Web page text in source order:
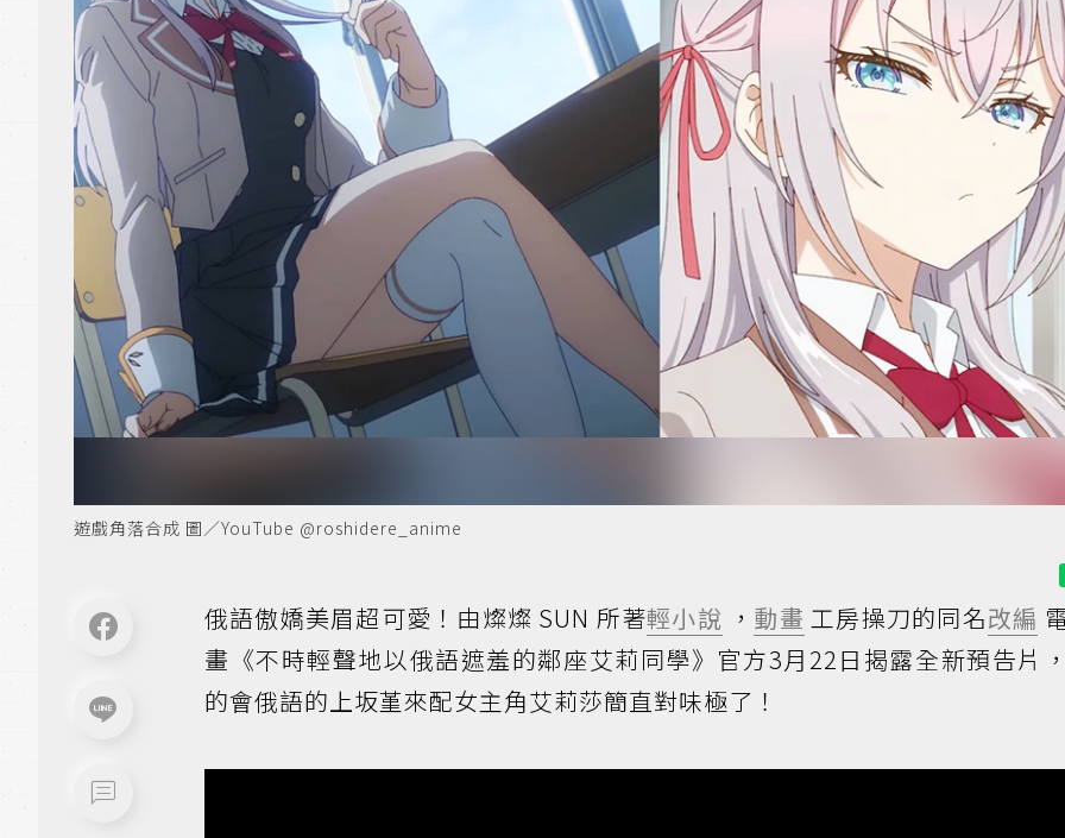
遊戲角落合成 圖／YouTube @roshidere_anime
俄語傲嬌美眉超可愛！由燦燦 SUN 所著輕小說 ， 動畫 工房操刀的同名改編
畫《不時輕聲地以俄語遮羞的鄰座艾莉同學》官方3月22日揭露全新預告片
的會俄語的上坂堇來配女主角艾莉莎簡直對味極了！